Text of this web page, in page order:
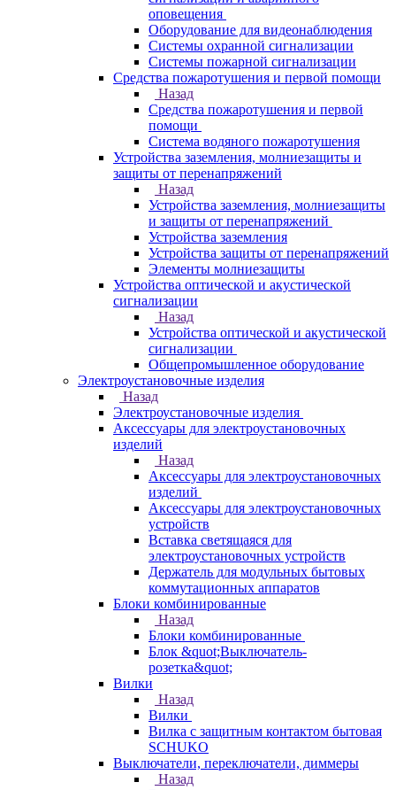
оповещения
Оборудование для видеонаблюдения
Системы охранной сигнализации
Системы пожарной сигнализации
Средства пожаротушения и первой помощи
Назад
Средства пожаротушения и первой
помощи
Система водяного пожаротушения
Устройства заземления, молниезащиты и
защиты от перенапряжений
Назад
Устройства заземления, молниезащиты
и защиты от перенапряжений
Устройства заземления
Устройства защиты от перенапряжений
Элементы молниезащиты
Устройства оптической и акустической
сигнализации
Назад
Устройства оптической и акустической
сигнализации
Общепромышленное оборудование
Электроустановочные изделия
Назад
Электроустановочные изделия
Аксессуары для электроустановочных
изделий
Назад
Аксессуары для электроустановочных
изделий
Аксессуары для электроустановочных
устройств
Вставка светящаяся для
электроустановочных устройств
Держатель для модульных бытовых
коммутационных аппаратов
Блоки комбинированные
Назад
Блоки комбинированные
Блок &quot;Выключатель-
розетка&quot;
Вилки
Назад
Вилки
Вилка с защитным контактом бытовая
SCHUKO
Выключатели, переключатели, диммеры
Назад